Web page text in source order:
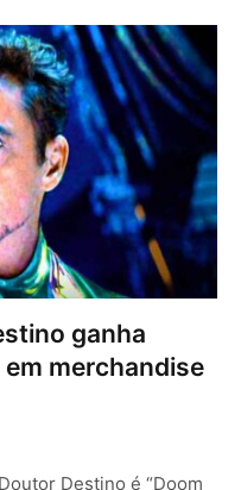
ganha
merchandise
Destino é “Doom